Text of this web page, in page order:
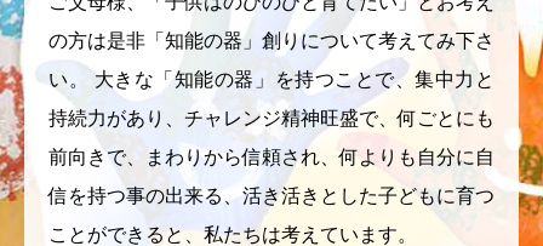
の方は是非「知能の器」創りについて考えてみ下さ
い。 大きな「知能の器」を持つことで、集中力と
持続力があり、チャレンジ精神旺盛で、何ごとにも
前向きで、まわりから信頼され、何よりも自分に自
信を持つ事の出来る、活き活きとした子どもに育つ
ことができると、私たちは考えています。